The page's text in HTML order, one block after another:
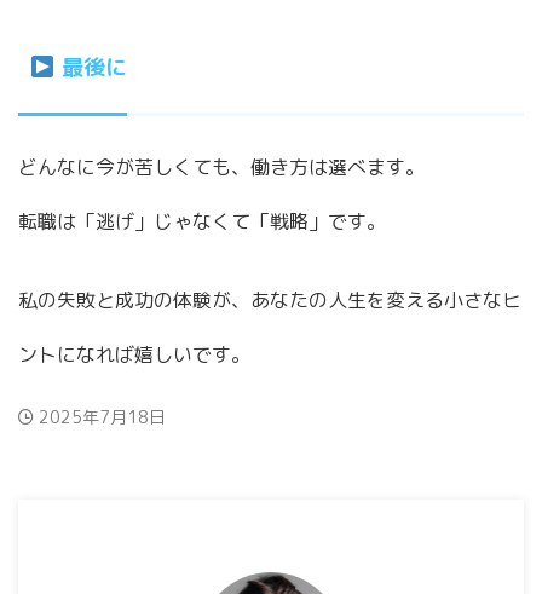
最後に
どんなに今が苦しくても、働き方は選べます。
転職は「逃げ」じゃなくて「戦略」です。
私の失敗と成功の体験が、あなたの人生を変える小さなヒ
ントになれば嬉しいです。
2025年7月18日